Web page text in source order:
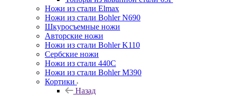
Ножи из стали Elmax
Ножи из стали Bohler N690
Шкуросъемные ножи
Авторские ножи
Ножи из стали Bohler K110
Сербские ножи
Ножи из стали 440С
Ножи из стали Bohler M390
Кортики
Назад